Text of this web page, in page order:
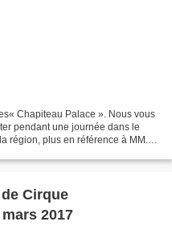
Chapiteau Palace ». Nous vous
pendant une journée dans le
région, plus en référence à MM.
Cirque
2017